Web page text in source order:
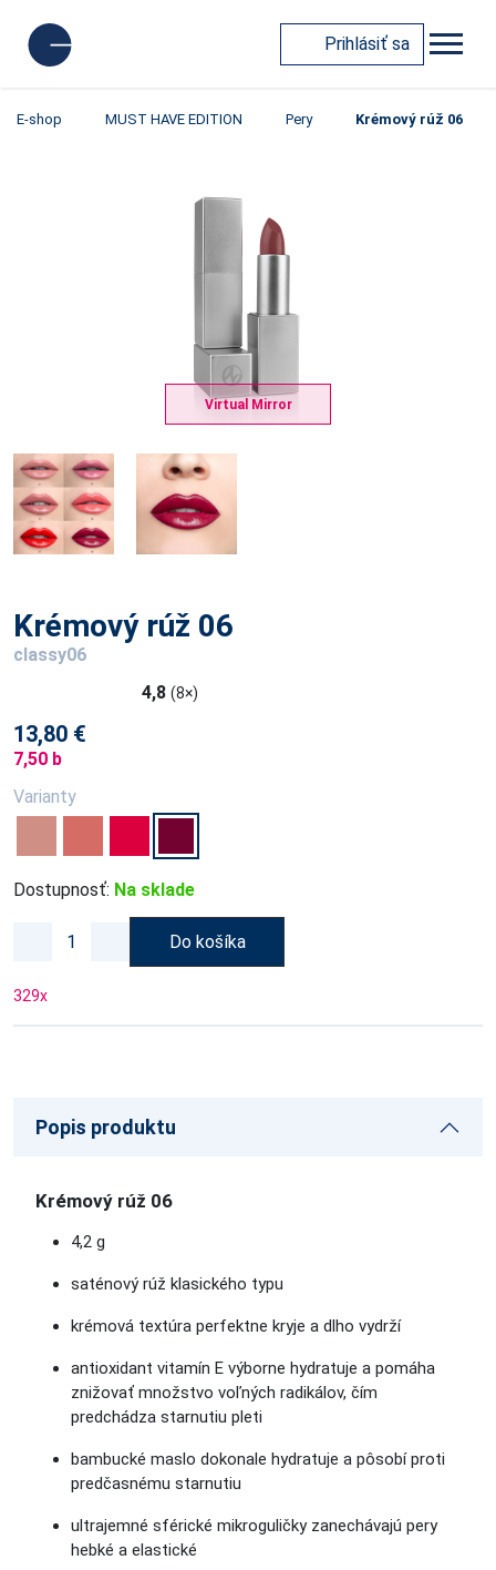
Prihlásiť sa
E-shop MUST HAVE EDITION Pery Krémový rúž 06
Virtual Mirror
Krémový rúž 06
classy06
4,8 (8×)
13,80 €
7,50 b
Varianty
Dostupnosť: Na sklade
Do košíka
329x
Popis produktu
Krémový rúž 06
4,2 g
saténový rúž klasického typu
krémová textúra perfektne kryje a dlho vydrží
antioxidant vitamín E výborne hydratuje a pomáha
znižovať množstvo voľných radikálov, čím
predchádza starnutiu pleti
bambucké maslo dokonale hydratuje a pôsobí proti
predčasnému starnutiu
ultrajemné sférické mikroguličky zanechávajú pery
hebké a elastické